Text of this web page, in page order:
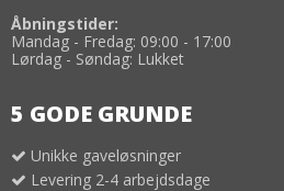
Åbningstider:
Mandag - Fredag: 09:00 - 17:00
Lørdag - Søndag: Lukket
5 GODE GRUNDE
Unikke gaveløsninger
Levering 2-4 arbejdsdage